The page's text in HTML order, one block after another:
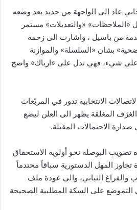
عاد الى الواجهة من جديد بعد وضعه
«الملاحظات» «والتعديلات» مستمر
من باسيل ، واشارت الى زحمة
بشان «السلسلة» والموازنة
شيء، فهي تدل على «ارباك» واضح
الانتخابية تدور في المربّعات
المغلقة يظهر الى العلن ليضع
الاحتمالات المقبلة.
تصويب البوصلة نحو أولوية الاستحقاق
تجاوز المهل الدستورية سباقاً محتدماً
والفراغ النيابي، والى عودة ملف
التموضع على السكة المطلبية الصحيحة